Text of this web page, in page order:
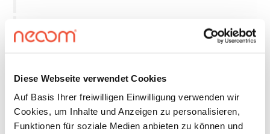
Diese Webseite verwendet Cookies
Auf Basis Ihrer freiwilligen Einwilligung verwenden wir
Cookies, um Inhalte und Anzeigen zu personalisieren,
Funktionen für soziale Medien anbieten zu können und
Wichtige Schritte zur vergünstigten PV-
Anlage
0% Mehrwertsteuer auf PV-Anlagen: FAQs